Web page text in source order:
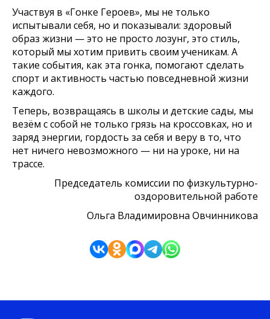
Участвуя в «Гонке Героев», мы не только
испытывали себя, но и показывали: здоровый
образ жизни — это не просто лозунг, это стиль,
который мы хотим привить своим ученикам. А
такие события, как эта гонка, помогают сделать
спорт и активность частью повседневной жизни
каждого.
Теперь, возвращаясь в школы и детские сады, мы
везём с собой не только грязь на кроссовках, но и
заряд энергии, гордость за себя и веру в то, что
нет ничего невозможного — ни на уроке, ни на
трассе.
Председатель комиссии по физкультурно-
оздоровительной работе
Ольга Владимировна Овчинникова